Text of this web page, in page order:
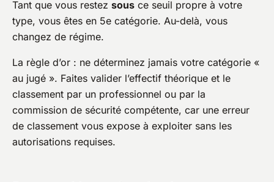
Tant que vous restez sous ce seuil propre à votre
type, vous êtes en 5e catégorie. Au-delà, vous
changez de régime.
La règle d’or : ne déterminez jamais votre catégorie «
au jugé ». Faites valider l’effectif théorique et le
classement par un professionnel ou par la
commission de sécurité compétente, car une erreur
de classement vous expose à exploiter sans les
autorisations requises.